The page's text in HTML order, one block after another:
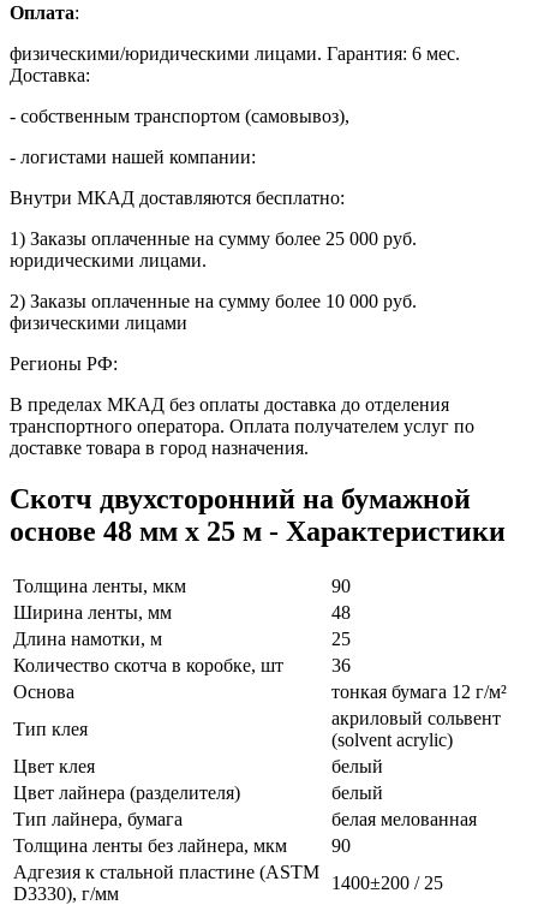
Оплата:
физическими/юридическими лицами. Гарантия: 6 мес.
Доставка:
- собственным транспортом (самовывоз),
- логистами нашей компании:
Внутри МКАД доставляются бесплатно:
1) Заказы оплаченные на сумму более 25 000 руб.
юридическими лицами.
2) Заказы оплаченные на сумму более 10 000 руб.
физическими лицами
Регионы РФ:
В пределах МКАД без оплаты доставка до отделения
транспортного оператора. Оплата получателем услуг по
доставке товара в город назначения.
Скотч двухсторонний на бумажной
основе 48 мм x 25 м - Характеристики
Толщина ленты, мкм
90
Ширина ленты, мм
48
Длина намотки, м
25
Количество скотча в коробке, шт
36
Основа
тонкая бумага 12 г/м²
Тип клея
акриловый сольвент
(solvent acrylic)
Цвет клея
белый
Цвет лайнера (разделителя)
белый
Тип лайнера, бумага
белая мелованная
Толщина ленты без лайнера, мкм
90
Адгезия к стальной пластине (ASTM
D3330), г/мм
1400±200 / 25